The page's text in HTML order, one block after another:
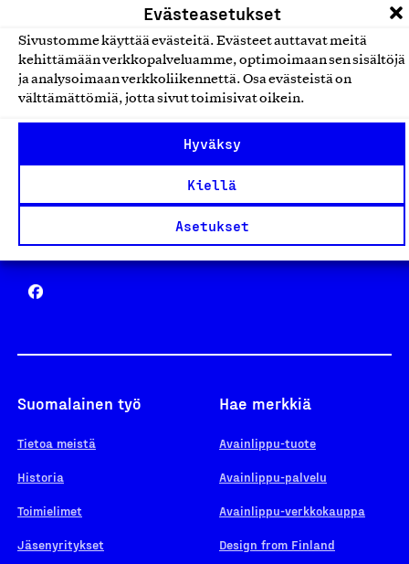
Evästeasetukset
Sivustomme käyttää evästeitä. Evästeet auttavat meitä
kehittämään verkkopalveluamme, optimoimaan sen sisältöjä
ja analysoimaan verkkoliikennettä. Osa evästeistä on
välttämättömiä, jotta sivut toimisivat oikein.
Hyväksy
Kiellä
Asetukset
Avainlippu
Yhteiskunnallinen Yritys -merkki
Suomalainen työ
Tietoa meistä
Historia
Toimielimet
Jäsenyritykset
Hae merkkiä
Avainlippu-tuote
Avainlippu-palvelu
Avainlippu-verkkokauppa
Design from Finland